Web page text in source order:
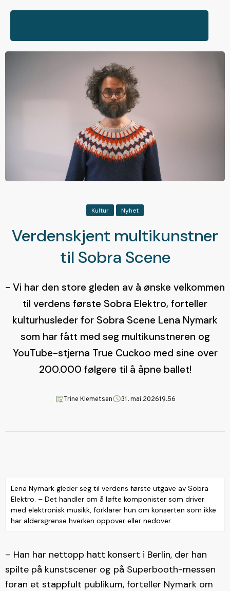
Kultur Nyhet
Verdenskjent multikunstner
til Sobra Scene
- Vi har den store gleden av å ønske velkommen
til verdens første Sobra Elektro, forteller
kulturhusleder for Sobra Scene Lena Nymark
som har fått med seg multikunstneren og
YouTube-stjerna True Cuckoo med sine over
200.000 følgere til å åpne ballet!
article_personTrine Klemetsenschedule31. mai 202619.56
Lena Nymark gleder seg til verdens første utgave av Sobra
Elektro. – Det handler om å løfte komponister som driver
med elektronisk musikk, forklarer hun om konserten som ikke
har aldersgrense hverken oppover eller nedover.
– Han har nettopp hatt konsert i Berlin, der han
spilte på kunstscener og på Superbooth-messen
foran et stappfult publikum, forteller Nymark om